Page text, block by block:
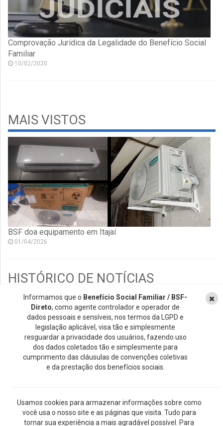
Informamos que o Benefício Social Familiar / BSF-
Direto, como agente controlador e operador de
dados pessoais e sensíveis, nos termos da LGPD e
legislação aplicável, visa tão e simplesmente
resguardar a privacidade dos usuários, fazendo uso
dos dados coletados tão e simplesmente para
cumprimento das cláusulas de convenções coletivas
e da prestação dos benefícios sociais.
Usamos cookies para armazenar informações sobre como
você usa o nosso site e as páginas que visita. Tudo para
tornar sua experiência a mais agradável possível. Para
Comprovação Jurídica da Legalidade do Benefício Social
Familiar
10/02/2020
MAIS VISTOS
BSF doa equipamento em Itajaí
01/04/2026
HISTÓRICO DE NOTÍCIAS
2026
2018
2017
2025
2020